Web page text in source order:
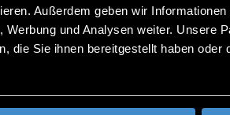
Außerdem geben wir
und Analysen weiter. Unsere
die Sie ihnen bereitgestellt haben oder
thailändischen